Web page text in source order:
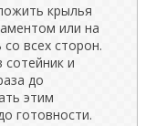
крылья
или на
всех сторон.
и
до
этим
готовности.